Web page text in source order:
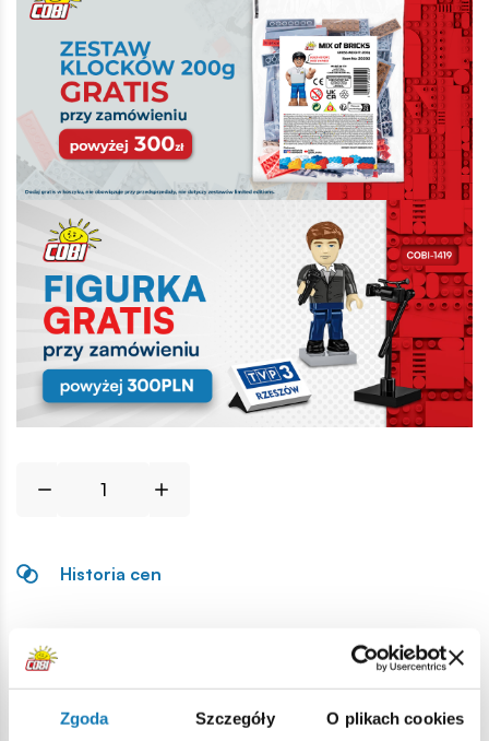
Zgoda Szczegóły O plikach cookies
Historia cen
Opis
Lokalizacja produktu: